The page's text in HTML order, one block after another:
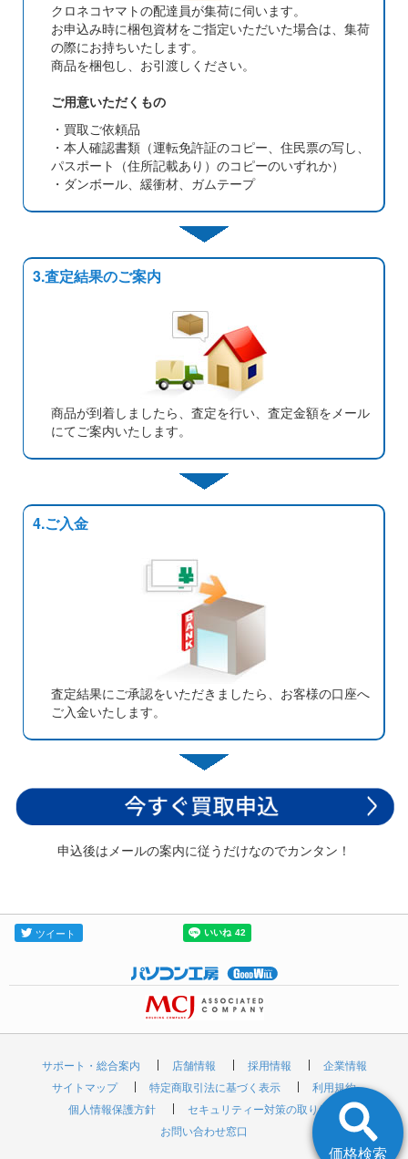
クロネコヤマトの配達員が集荷に伺います。
お申込み時に梱包資材をご指定いただいた場合は、集荷
の際にお持ちいたします。
商品を梱包し、お引渡しください。
ご用意いただくもの
・買取ご依頼品
・本人確認書類（運転免許証のコピー、住民票の写し、
パスポート（住所記載あり）のコピーのいずれか）
・ダンボール、緩衝材、ガムテープ
3.査定結果のご案内
商品が到着しましたら、査定を行い、査定金額をメール
にてご案内いたします。
4.ご入金
査定結果にご承認をいただきましたら、お客様の口座へ
ご入金いたします。
申込後はメールの案内に従うだけなのでカンタン！
価格検索
サポート・総合案内 店舗情報 採用情報
企業情報
サイトマップ
特定商取引法に基づく表示
利用規約
個人情報保護方針
セキュリティー対策の取り組み
お問い合わせ窓口